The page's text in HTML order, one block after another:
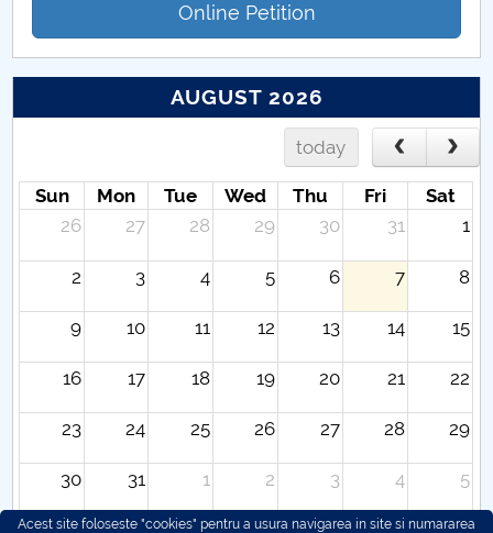
Online Petition
AUGUST 2026
today
Sun Mon Tue Wed Thu Fri
Sat
26
27 28 29 30 31 1
2 3 4 5 6 7 8
9 10 11 12 13 14 15
16 17 18 19 20 21 22
23 24 25 26 27 28 29
30 31 1 2 3 4 5
Acest site foloseste "cookies" pentru a usura navigarea in site si numararea